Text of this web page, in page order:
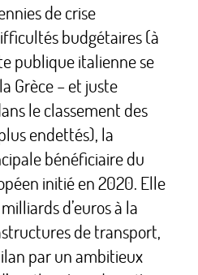
de crise
budgétaires (à
publique italienne se
Grèce– et juste
le classement des
endettés), la
bénéficiaire du
initié en 2020. Elle
d’euros à la
de transport,
par un ambitieux